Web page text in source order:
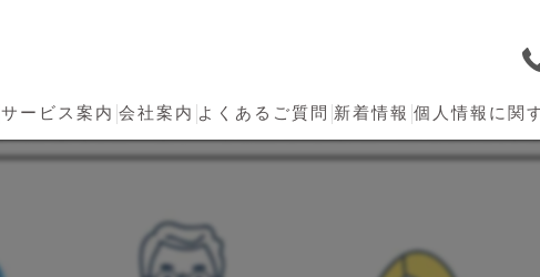
サービス案内 会社案内 よくあるご質問 新着情報 個人情報に関